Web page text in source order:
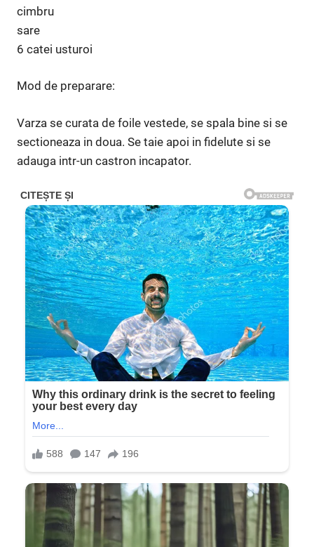
cimbru
sare
6 catei usturoi
Mod de preparare:
Varza se curata de foile vestede, se spala bine si se
sectioneaza in doua. Se taie apoi in fidelute si se
adauga intr-un castron incapator.